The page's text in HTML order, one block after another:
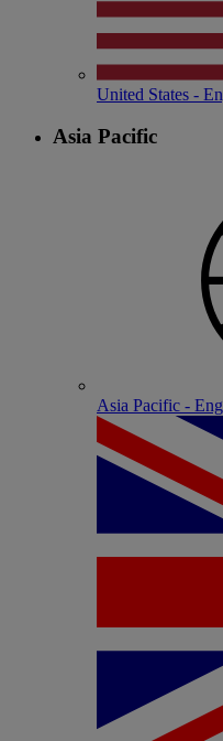
United States -
Asia Pacific
Asia Pacific -